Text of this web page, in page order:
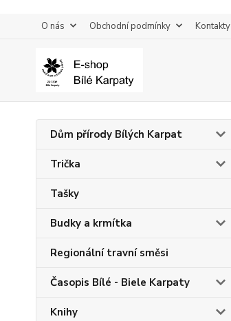
O nás Obchodní podmínky Kontakty
Dům přírody Bílých Karpat
Trička
Tašky
Budky a krmítka
Regionální travní směsi
Časopis Bílé - Biele Karpaty
Knihy